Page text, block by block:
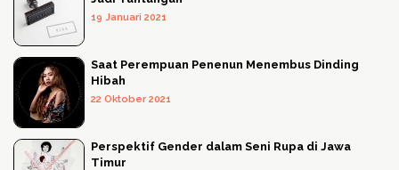
19 Januari 2021
Saat Perempuan Penenun Menembus Dinding
Hibah
22 Oktober 2021
Perspektif Gender dalam Seni Rupa di Jawa
Timur